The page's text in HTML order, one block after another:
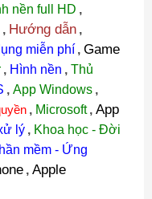
nền full HD ,
, Hướng dẫn ,
miễn phí , Game
, Hình nền , Thủ
, App Windows ,
, Microsoft , App
lý , Khoa học - Đời
mềm - Ứng
, Apple